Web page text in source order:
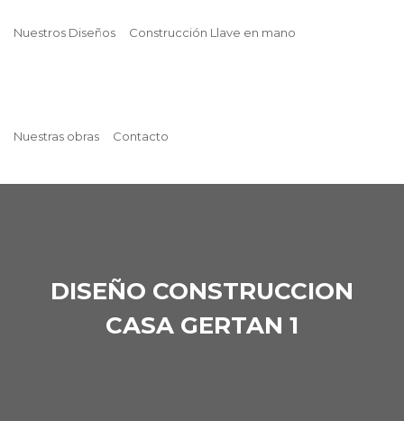
Nuestros Diseños Construcción Llave en mano
Nuestras obras Contacto
DISEÑO CONSTRUCCION
CASA GERTAN 1